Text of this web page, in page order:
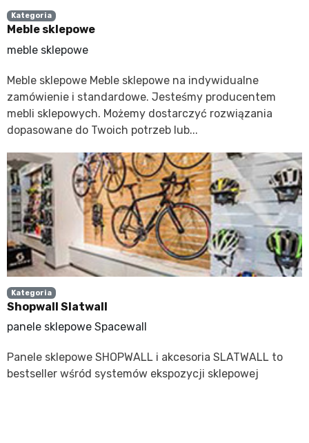
Kategoria
Meble sklepowe
meble sklepowe
Meble sklepowe Meble sklepowe na indywidualne
zamówienie i standardowe. Jesteśmy producentem
mebli sklepowych. Możemy dostarczyć rozwiązania
dopasowane do Twoich potrzeb lub...
Kategoria
Shopwall Slatwall
panele sklepowe Spacewall
Panele sklepowe SHOPWALL i akcesoria SLATWALL to
bestseller wśród systemów ekspozycji sklepowej